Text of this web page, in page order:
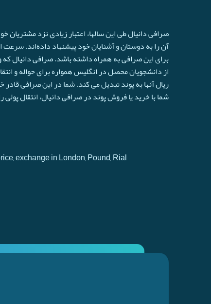
صرافی دانیال طی این سالها، اعتبار زیادی نزد
آن را به دوستان و آشنایان خود پیشنهاد داده‌اند. سرعت
برای این صرافی به همراه داشته باشد. صرافی دانیال
از دانشجویان محصل در انگلیس همواره برای حواله و
ريال آنها به پوند تبدیل می کند. شما در این صرافی
شما با خرید یا فروش پوند در صرافی دانیال، انتقال
exchange in London, Pound, Rial